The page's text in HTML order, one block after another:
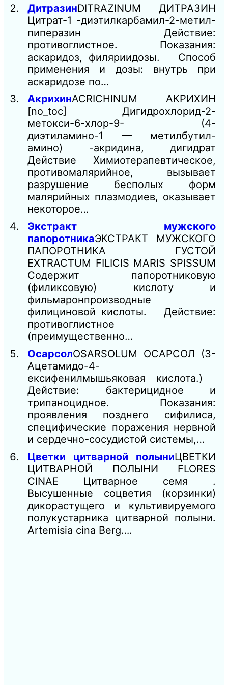
ДитразинDITRAZINUM ДИТРАЗИН
Цитрат-1 -диэтилкарбамил-2-метил-
пиперазин Действие:
противоглистное. Показания:
аскаридоз, филяриидозы. Способ
применения и дозы: внутрь при
аскаридозе по…
АкрихинACRICHINUM АКРИХИН
[no_toc] Дигидрохлорид-2-
метокси-6-хлор-9- (4-
диэтиламино-1 — метилбутил-
амино) -акридина, дигидрат
Действие Химиотерапевтическое,
противомалярийное, вызывает
разрушение бесполых форм
малярийных плазмодиев, оказывает
некоторое…
Экстракт мужского
папоротникаЭКСТРАКТ МУЖСКОГО
ПАПОРОТНИКА ГУСТОЙ
EXTRACTUM FILICIS MARIS SPISSUM
Содержит папоротниковую
(филиксовую) кислоту и
фильмаронпроизводные
филициновой кислоты. Действие:
противоглистное
(преимущественно…
ОсарсолOSARSOLUM ОСАРСОЛ (3-
Ацетамидо-4-
ексифенилмышьяковая кислота.)
Действие: бактерицидное и
трипаноцидное. Показания:
проявления позднего сифилиса,
специфические поражения нервной
и сердечно-сосудистой системы,…
Цветки цитварной полыниЦВЕТКИ
ЦИТВАРНОЙ ПОЛЫНИ FLORES
CINAE Цитварное семя .
Высушенные соцветия (корзинки)
дикорастущего и культивируемого
полукустарника цитварной полыни.
Artemisia cina Berg….